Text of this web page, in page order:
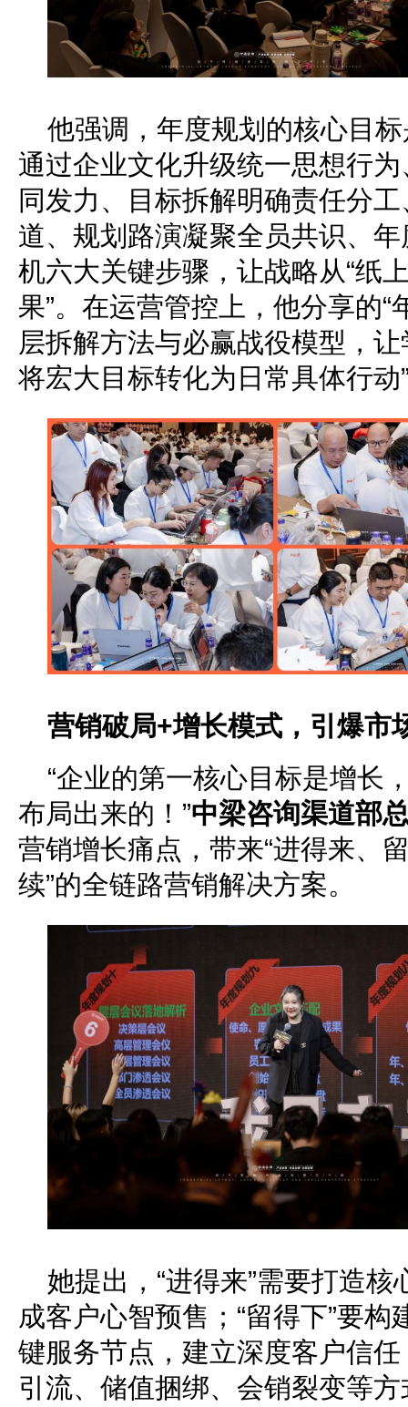
他强调，年度规划的核心目标
通过企业文化升级统一思想行
同发力、目标拆解明确责任分
道、规划路演凝聚全员共识、
机六大关键步骤，让战略从“纸
果”。在运营管控上，他分享的“
层拆解方法与必赢战役模型，
将宏大目标转化为日常具体行动
营销破局+增长模式，引爆市
“企业的第一核心目标是增长
布局出来的！”中梁咨询渠道部
营销增长痛点，带来“进得来、
续”的全链路营销解决方案。
她提出，“进得来”需要打造
成客户心智预售；“留得下”要
键服务节点，建立深度客户信任
引流、储值捆绑、会销裂变等